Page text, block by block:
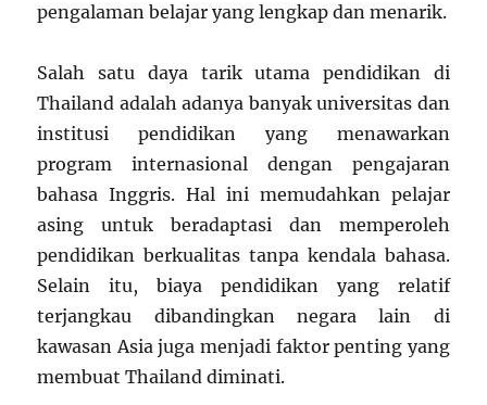
pengalaman belajar yang lengkap dan menarik.
Salah satu daya tarik utama pendidikan di
Thailand adalah adanya banyak universitas dan
institusi pendidikan yang menawarkan
program internasional dengan pengajaran
bahasa Inggris. Hal ini memudahkan pelajar
asing untuk beradaptasi dan memperoleh
pendidikan berkualitas tanpa kendala bahasa.
Selain itu, biaya pendidikan yang relatif
terjangkau dibandingkan negara lain di
kawasan Asia juga menjadi faktor penting yang
membuat Thailand diminati.